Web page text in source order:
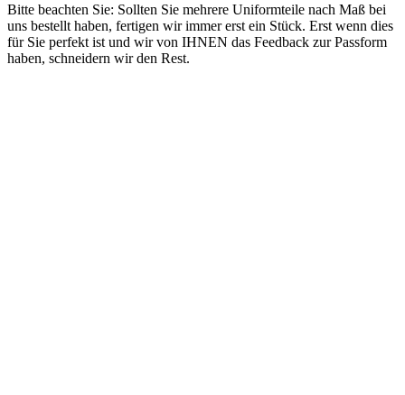
Bitte beachten Sie: Sollten Sie mehrere Uniformteile nach Maß bei
uns bestellt haben, fertigen wir immer erst ein Stück. Erst wenn dies
für Sie perfekt ist und wir von IHNEN das Feedback zur Passform
haben, schneidern wir den Rest.